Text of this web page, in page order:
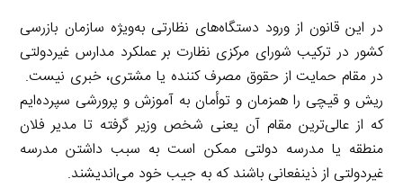
در این قانون از ورود دستگاه‌های نظارتی به‌ویژه سازمان بازرسی
کشور در ترکیب شورای مرکزی نظارت بر عملکرد مدارس غیردولتی
در مقام حمایت از حقوق مصرف کننده یا مشتری، خبری نیست.
ریش و قیچی را همزمان و توأمان به آموزش و پرورشی سپرده‌ایم
که از عالی‌ترین مقام آن یعنی شخص وزیر گرفته تا مدیر فلان
منطقه یا مدرسه دولتی ممکن است به سبب داشتن مدرسه
غیردولتی از ذینفعانی باشند که به جیب خود می‌اندیشند.